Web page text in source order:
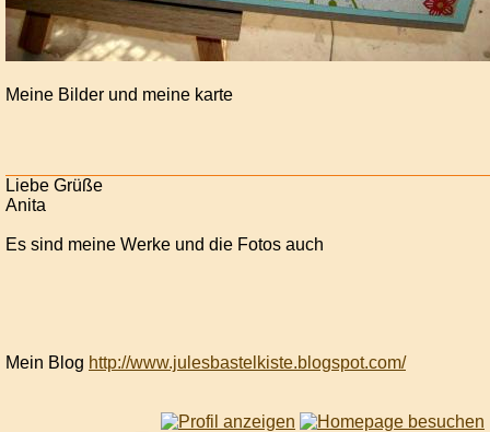
Meine Bilder und meine karte
Liebe Grüße
Anita
Es sind meine Werke und die Fotos auch
Mein Blog http://www.julesbastelkiste.blogspot.com/